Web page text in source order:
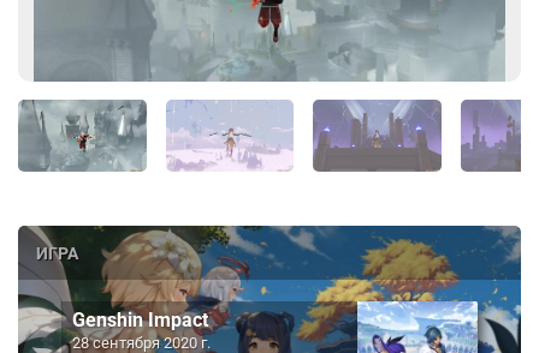
ИГРА
Genshin Impact
28 сентября 2020 г.